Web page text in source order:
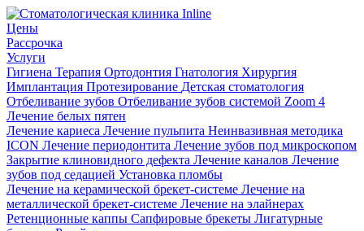
Цены
Рассрочка
Услуги
Гигиена Терапия Ортодонтия Гнатология Хирургия
Имплантация Протезирование Детская стоматология
Отбеливание зубов Отбеливание зубов системой Zoom 4
Лечение белых пятен
Лечение кариеса Лечение пульпита Неинвазивная методика
ICON Лечение периодонтита Лечение зубов под микроскопом
Закрытие клиновидного дефекта Лечение каналов Лечение
зубов под седацией Установка пломбы
Лечение на керамической брекет-системе Лечение на
металлической брекет-системе Лечение на элайнерах
Ретенционные каппы Сапфировые брекеты Лигатурные